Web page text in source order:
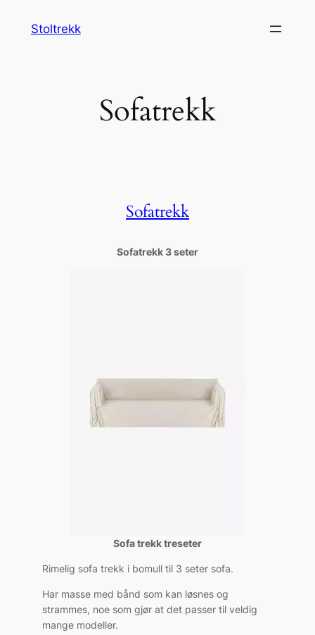
Stoltrekk
Sofatrekk
Sofatrekk
Sofatrekk 3 seter
Sofa trekk treseter
Rimelig sofa trekk i bomull til 3 seter sofa.
Har masse med bånd som kan løsnes og
strammes, noe som gjør at det passer til veldig
mange modeller.